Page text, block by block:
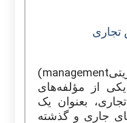
تجاری
(management
یکی از مؤلفه‌های
بعنوان یک
جاری و گذشته